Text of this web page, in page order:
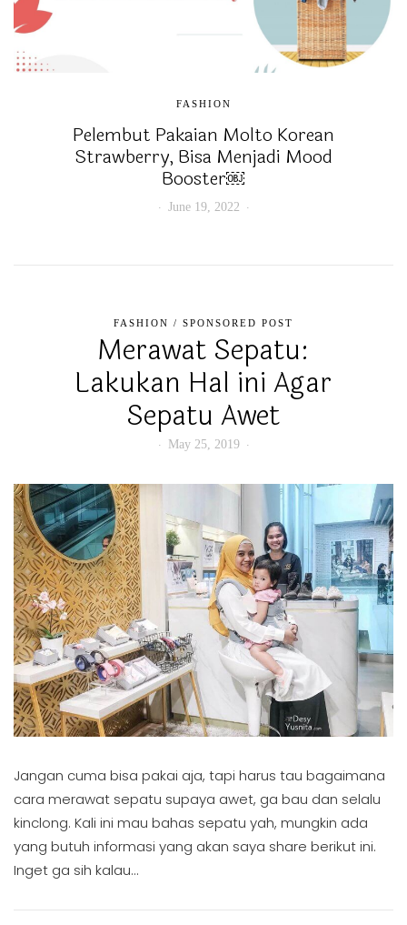
FASHION
Pelembut Pakaian Molto Korean
Strawberry, Bisa Menjadi Mood
Booster￼
June 19, 2022
FASHION / SPONSORED POST
Merawat Sepatu:
Lakukan Hal ini Agar
Sepatu Awet
May 25, 2019
Jangan cuma bisa pakai aja, tapi harus tau bagaimana
cara merawat sepatu supaya awet, ga bau dan selalu
kinclong. Kali ini mau bahas sepatu yah, mungkin ada
yang butuh informasi yang akan saya share berikut ini.
Inget ga sih kalau…